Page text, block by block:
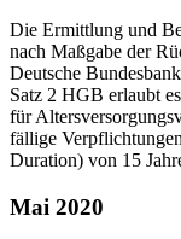
Die Ermittlung und
nach Maßgabe der
Deutsche
Satz 2 HGB erlaubt
für
fällige
Duration) von 15
Mai 2020